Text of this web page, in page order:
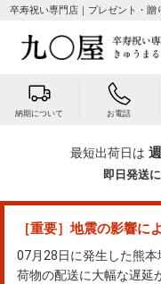
卒寿祝い専門店｜プレゼント・贈
納期について お電話
最短出荷日は
即日発送
［重要］地震の影響に
07月28日に発生した熊
荷物の配送に大幅な遅延